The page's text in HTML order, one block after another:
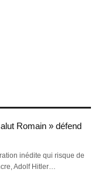
Romain » défend
inédite qui risque de
Adolf Hitler…